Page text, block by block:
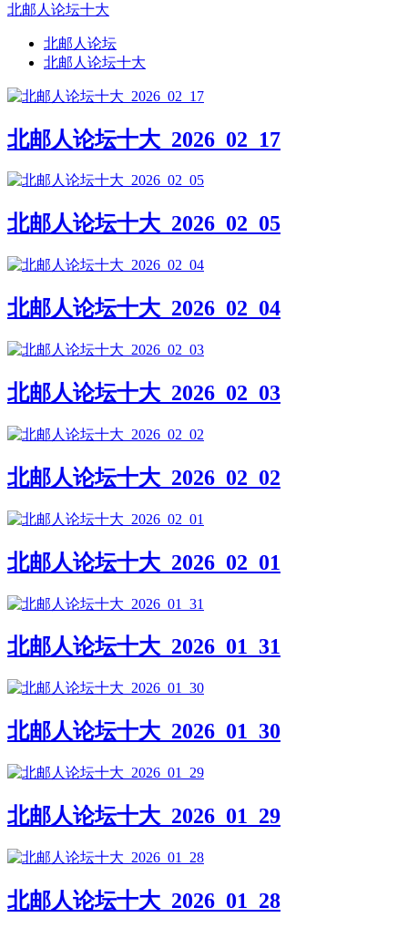
北邮人论坛十大
北邮人论坛
北邮人论坛十大
北邮人论坛十大_2026_02_17
北邮人论坛十大_2026_02_05
北邮人论坛十大_2026_02_04
北邮人论坛十大_2026_02_03
北邮人论坛十大_2026_02_02
北邮人论坛十大_2026_02_01
北邮人论坛十大_2026_01_31
北邮人论坛十大_2026_01_30
北邮人论坛十大_2026_01_29
北邮人论坛十大_2026_01_28